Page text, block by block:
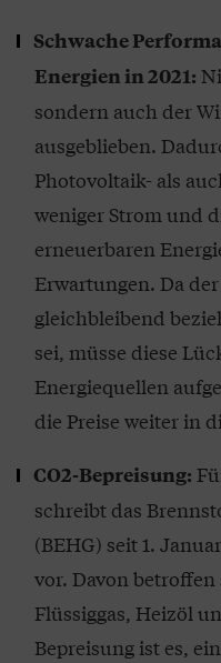
Schwache
Energien in 2021:
sondern auch der
ausgeblieben.
Photovoltaik- als
weniger Strom und
erneuerbaren
Erwartungen. Da
gleichbleibend
sei, müsse diese
Energiequellen
die Preise weiter in
CO2-Bepreisung:
schreibt das
(BEHG) seit 1.
vor. Davon
Flüssiggas, Heizöl
Bepreisung ist es,